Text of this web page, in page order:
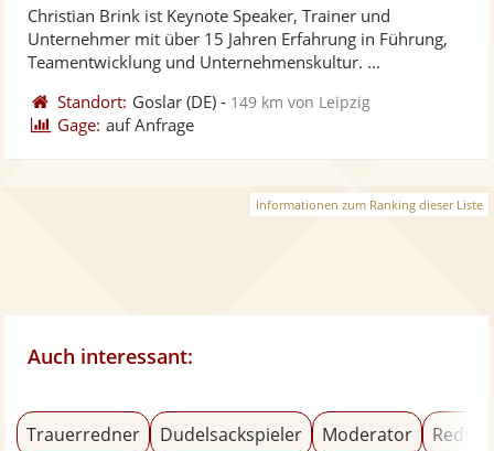
Christian Brink ist Keynote Speaker, Trainer und
Unternehmer mit über 15 Jahren Erfahrung in Führung,
Teamentwicklung und Unternehmenskultur. ...
Standort: Goslar (DE) - 149 km von Leipzig
Gage: auf Anfrage
Informationen zum Ranking dieser Liste
Auch interessant:
Trauerredner Dudelsackspieler Moderator